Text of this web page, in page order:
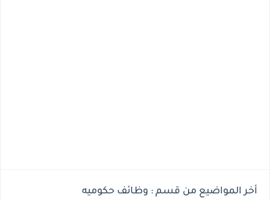
أخر المواضيع من قسم : وظائف حكوميه